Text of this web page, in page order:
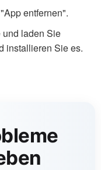
entfernen".
und laden Sie
installieren Sie es.